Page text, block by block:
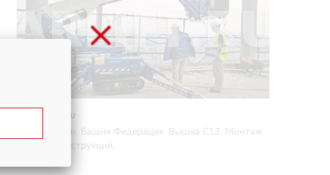
Подъемники
Москва Сити. Башня Федерация. Вышка С13. Монтаж
металлоконструкций.